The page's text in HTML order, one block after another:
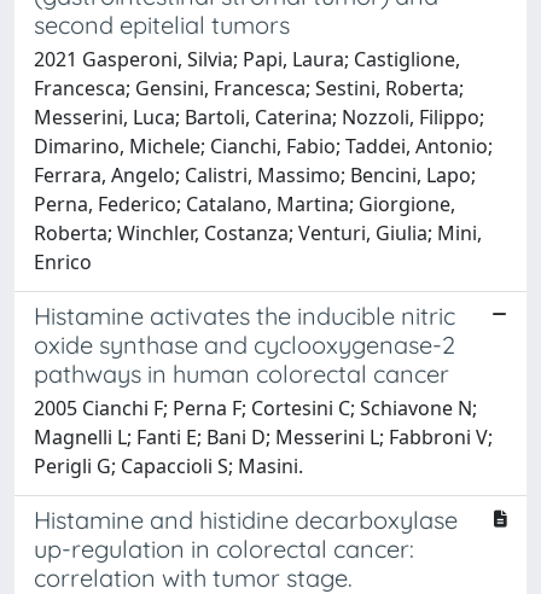
second epitelial tumors
2021 Gasperoni, Silvia; Papi, Laura; Castiglione,
Francesca; Gensini, Francesca; Sestini, Roberta;
Messerini, Luca; Bartoli, Caterina; Nozzoli, Filippo;
Dimarino, Michele; Cianchi, Fabio; Taddei, Antonio;
Ferrara, Angelo; Calistri, Massimo; Bencini, Lapo;
Perna, Federico; Catalano, Martina; Giorgione,
Roberta; Winchler, Costanza; Venturi, Giulia; Mini,
Enrico
Histamine activates the inducible nitric
oxide synthase and cyclooxygenase-2
pathways in human colorectal cancer
2005 Cianchi F; Perna F; Cortesini C; Schiavone N;
Magnelli L; Fanti E; Bani D; Messerini L; Fabbroni V;
Perigli G; Capaccioli S; Masini.
Histamine and histidine decarboxylase
up-regulation in colorectal cancer:
correlation with tumor stage.